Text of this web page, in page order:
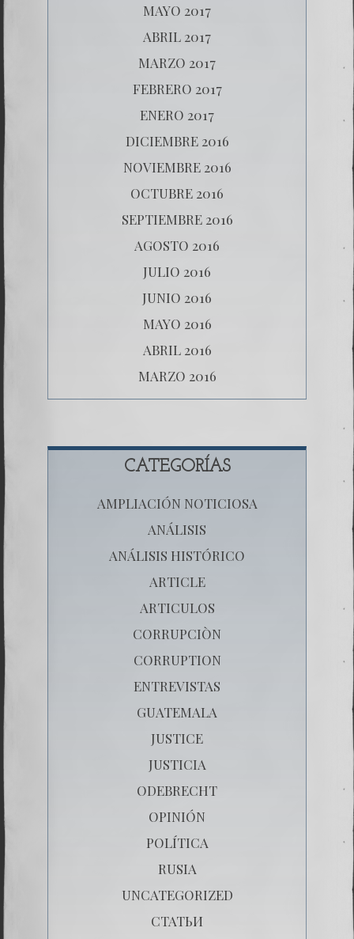
MAYO 2017
ABRIL 2017
MARZO 2017
FEBRERO 2017
ENERO 2017
DICIEMBRE 2016
NOVIEMBRE 2016
OCTUBRE 2016
SEPTIEMBRE 2016
AGOSTO 2016
JULIO 2016
JUNIO 2016
MAYO 2016
ABRIL 2016
MARZO 2016
CATEGORÍAS
AMPLIACIÓN NOTICIOSA
ANÁLISIS
ANÁLISIS HISTÓRICO
ARTICLE
ARTICULOS
CORRUPCIÒN
CORRUPTION
ENTREVISTAS
GUATEMALA
JUSTICE
JUSTICIA
ODEBRECHT
OPINIÓN
POLÍTICA
RUSIA
UNCATEGORIZED
СТАТЬИ